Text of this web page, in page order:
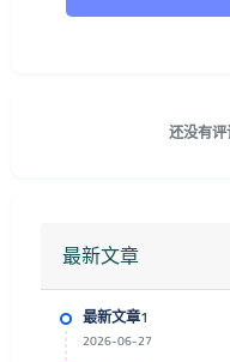
还没有
最新文章
最新文章1
2026-06-27